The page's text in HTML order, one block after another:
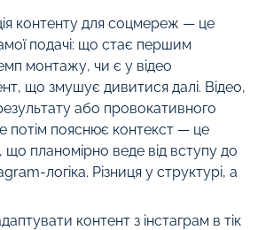
контенту для соцмереж — це
подачі: що стає першим
монтажу, чи є у відео
що змушує дивитися далі. Відео,
або провокативного
потім пояснює контекст — це
що планомірно веде від вступу до
логіка. Різниця у структурі, а
контент з інстаграм в тік